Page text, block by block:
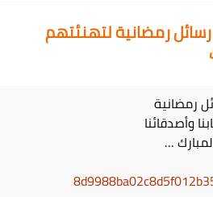
رمضانية لتهنئتهم
رمضانية
وأصدقائنا
…